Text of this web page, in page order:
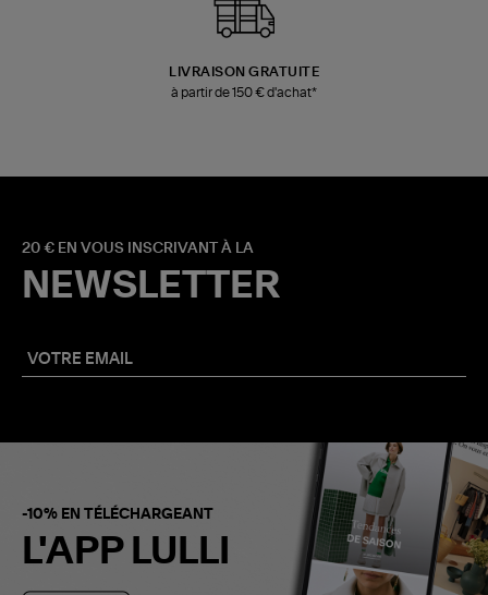
LIVRAISON GRATUITE
à partir de 150 € d'achat*
20 € EN VOUS INSCRIVANT À LA
NEWSLETTER
-10% EN TÉLÉCHARGEANT
L'APP LULLI